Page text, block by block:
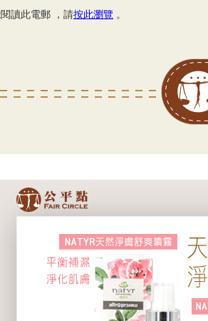
讀此電郵 ，請按此瀏覽 。